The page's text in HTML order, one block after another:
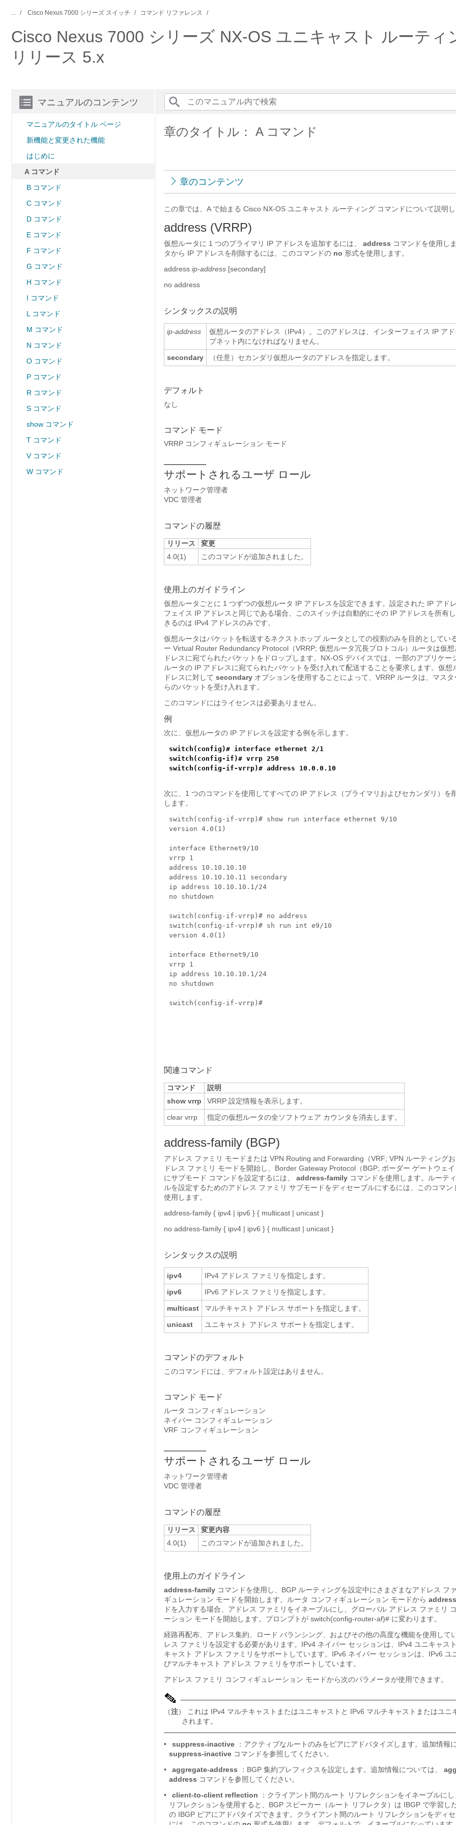
... Cisco Nexus 7000 シリーズ スイッチ コマンド リファレンス
Cisco Nexus 7000 シリーズ NX-OS ユニキャスト ルーテ
リリース 5.x
マニュアルのコンテンツ
マニュアルのタイトル ページ
新機能と変更された機能
はじめに
A コマンド
B コマンド
C コマンド
D コマンド
E コマンド
F コマンド
G コマンド
H コマンド
I コマンド
L コマンド
M コマンド
N コマンド
O コマンド
P コマンド
R コマンド
S コマンド
show コマンド
T コマンド
V コマンド
W コマンド
章のタイトル： A コマンド
章のコンテンツ
この章では、A で始まる Cisco NX-OS ユニキャスト ルーティング コマンドについて説明し
address (VRRP)
仮想ルータに 1 つのプライマリ IP アドレスを追加するには、 address コマンドを使用し
タから IP アドレスを削除するには、このコマンドの no 形式を使用します。
address ip-address [secondary]
no address
シンタックスの説明
ip-address
仮想ルータのアドレス（IPv4）。このアドレスは、インターフェイス IP ア
ブネット内になければなりません。
secondary
（任意）セカンダリ仮想ルータのアドレスを指定します。
デフォルト
なし
コマンド モード
VRRP コンフィギュレーション モード
サポートされるユーザ ロール
ネットワーク管理者
VDC 管理者
コマンドの履歴
リリース
変更
4.0(1)
このコマンドが追加されました。
使用上のガイドライン
仮想ルータごとに 1 つずつの仮想ルータ IP アドレスを設定できます。設定された IP アド
フェイス IP アドレスと同じである場合、このスイッチは自動的にその IP アドレスを所有
きるのは IPv4 アドレスのみです。
仮想ルータはパケットを転送するネクストホップ ルータとしての役割のみを目的としてい
ー Virtual Router Redundancy Protocol（VRRP; 仮想ルータ冗長プロトコル）ルータは仮
ドレスに宛てられたパケットをドロップします。NX-OS デバイスでは、一部のアプリケー
ルータの IP アドレスに宛てられたパケットを受け入れて配送することを要求します。仮想
ドレスに対して secondary オプションを使用することによって、VRRP ルータは、マス
らのパケットを受け入れます。
このコマンドにはライセンスは必要ありません。
例
次に、仮想ルータの IP アドレスを設定する例を示します。
switch(config)# interface ethernet 2/1
switch(config-if)# vrrp 250
switch(config-if-vrrp)# address 10.0.0.10
次に、1 つのコマンドを使用してすべての IP アドレス（プライマリおよびセカンダリ）を
します。
switch(config-if-vrrp)# show run interface ethernet 9/10
version 4.0(1)
interface Ethernet9/10
vrrp 1
address 10.10.10.10
address 10.10.10.11 secondary
ip address 10.10.10.1/24
no shutdown
switch(config-if-vrrp)# no address
switch(config-if-vrrp)# sh run int e9/10
version 4.0(1)
interface Ethernet9/10
vrrp 1
ip address 10.10.10.1/24
no shutdown
switch(config-if-vrrp)#
関連コマンド
コマンド
説明
show vrrp
VRRP 設定情報を表示します。
clear vrrp
指定の仮想ルータの全ソフトウェア カウンタを消去します。
address-family (BGP)
アドレス ファミリ モードまたは VPN Routing and Forwarding（VRF; VPN ルーティング
ドレス ファミリ モードを開始し、Border Gateway Protocol（BGP; ボーダー ゲートウェイ
にサブモード コマンドを設定するには、
address-family コマンドを使用します。ルーテ
ルを設定するためのアドレス ファミリ サブモードをディセーブルにするには、このコマン
使用します。
address-family { ipv4 | ipv6 } { multicast | unicast }
no address-family { ipv4 | ipv6 } { multicast | unicast }
シンタックスの説明
ipv4
IPv4 アドレス ファミリを指定します。
ipv6
IPv6 アドレス ファミリを指定します。
multicast
マルチキャスト アドレス サポートを指定します。
unicast
ユニキャスト アドレス サポートを指定します。
コマンドのデフォルト
このコマンドには、デフォルト設定はありません。
コマンド モード
ルータ コンフィギュレーション
ネイバー コンフィギュレーション
VRF コンフィギュレーション
サポートされるユーザ ロール
ネットワーク管理者
VDC 管理者
コマンドの履歴
リリース
変更内容
4.0(1)
このコマンドが追加されました。
使用上のガイドライン
address-family コマンドを使用し、BGP ルーティングを設定中にさまざまなアドレス フ
ギュレーション モードを開始します。ルータ コンフィギュレーション モードから
ドを入力する場合、アドレス ファミリをイネーブルにし、グローバル アドレス ファミリ
ーション モードを開始します。プロンプトが switch(config-router-af)# に変わります。
経路再配布、アドレス集約、ロード バランシング、およびその他の高度な機能を使用して
レス ファミリを設定する必要があります。IPv4 ネイバー セッションは、IPv4 ユニキャス
キャスト アドレス ファミリをサポートしています。IPv6 ネイバー セッションは、IPv6 ユ
びマルチキャスト アドレス ファミリをサポートしています。
アドレス ファミリ コンフィギュレーション モードから次のパラメータが使用できます。
（注） これは IPv4 マルチキャストまたはユニキャストと IPv6 マルチキャストまたはユニ
されます。
• suppress-inactive ：アクティブなルートのみをピアにアドバタイズします。追加情報
suppress-inactive コマンドを参照してください。
•
aggregate-address ：BGP 集約プレフィクスを設定します。追加情報については、
address コマンドを参照してください。
•
client-to-client reflection ：クライアント間のルート リフレクションをイネーブルにし
リフレクションを使用すると、BGP スピーカー（ルート リフレクタ）は IBGP で学習し
の IBGP ピアにアドバタイズできます。クライアント間のルート リフレクションをディ